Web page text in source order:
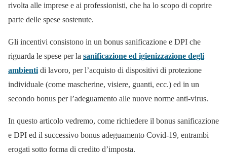
rivolta alle imprese e ai professionisti, che ha lo scopo di coprire
parte delle spese sostenute.
Gli incentivi consistono in un bonus sanificazione e DPI che
riguarda le spese per la sanificazione ed igienizzazione degli
ambienti di lavoro, per l’acquisto di dispositivi di protezione
individuale (come mascherine, visiere, guanti, ecc.) ed in un
secondo bonus per l’adeguamento alle nuove norme anti-virus.
In questo articolo vedremo, come richiedere il bonus sanificazione
e DPI ed il successivo bonus adeguamento Covid-19, entrambi
erogati sotto forma di credito d’imposta.